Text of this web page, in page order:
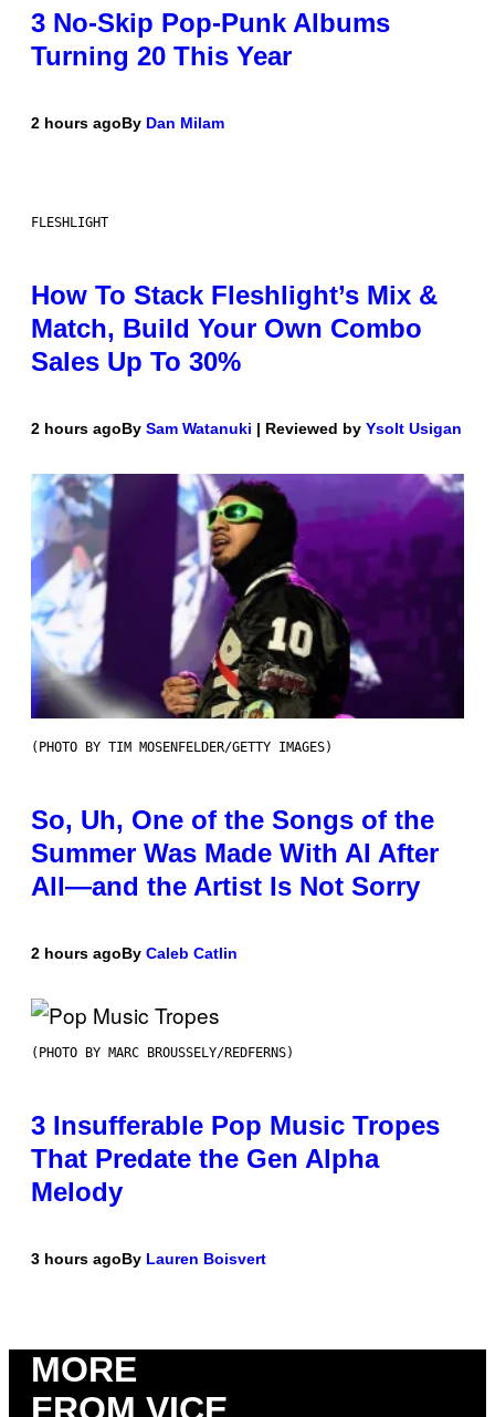
3 No-Skip Pop-Punk Albums
Turning 20 This Year
2 hours agoBy Dan Milam
FLESHLIGHT
How To Stack Fleshlight’s Mix &
Match, Build Your Own Combo
Sales Up To 30%
2 hours agoBy Sam Watanuki | Reviewed by Ysolt Usigan
(PHOTO BY TIM MOSENFELDER/GETTY IMAGES)
So, Uh, One of the Songs of the
Summer Was Made With AI After
All—and the Artist Is Not Sorry
2 hours agoBy Caleb Catlin
(PHOTO BY MARC BROUSSELY/REDFERNS)
3 Insufferable Pop Music Tropes
That Predate the Gen Alpha
Melody
3 hours agoBy Lauren Boisvert
MORE